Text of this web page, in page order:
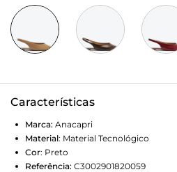
Características
Marca: Anacapri
Material: Material Tecnológico
Cor: Preto
Referência: C3002901820059